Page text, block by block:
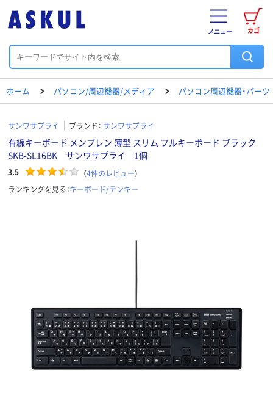
カゴ
メニュー
ホーム パソコン/周辺機器/メディア パソコン周辺機器・パーツ
サンワサプライ ブランド： サンワサプライ
有線キーボード メンブレン 薄型 スリム フルキーボード ブラック
SKB-SL16BK サンワサプライ 1個
3.5 （4件のレビュー）
ランキングを見る：キーボード/テンキー